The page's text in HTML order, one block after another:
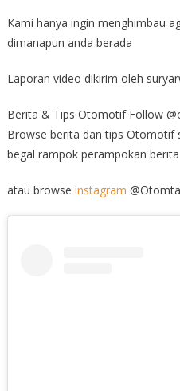
Kami hanya ingin menghimbau
dimanapun anda berada
Laporan video dikirim oleh
Berita & Tips Otomotif Follow
Browse berita dan tips Otomotif
begal rampok perampokan berita
atau browse instagram